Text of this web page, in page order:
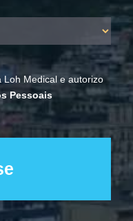
Loh Medical e autorizo
Pessoais